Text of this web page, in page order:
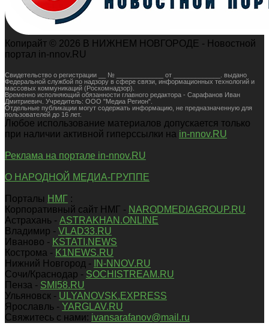
Копирайт © 2026 В НИЖНЕМ НОВГОРОДЕ - Новостной
портал in-nnov.RU
Свидетельство о регистрации __ № _____________ от _____________. выдано
Федеральной службой по надзору в сфере связи, информационных технологий и
массовых коммуникаций (Роскомнадзор).
Временно исполняющий обязанности главного редактора - Сарафанов Иван
Дмитриевич. Учредитель: ООО "Медиа Регион".
Отдельные публикации могут содержать информацию, не предназначенную для
пользователей до 16 лет.
Любое использование материалов допускается только
при наличии активной гиперссылки на in-nnov.RU
Реклама на портале in-nnov.RU
О НАРОДНОЙ МЕДИА-ГРУППЕ
Порталы НМГ :
Корпоративный сайт НМГ - NARODMEDIAGROUP.RU
Астрахань - ASTRAKHAN.ONLINE
Владимир - VLAD33.RU
Иваново - KSTATI.NEWS
Кострома - K1NEWS.RU
Нижний Новгород -
IN-NNOV.RU
Сочи/Краснодар - SOCHISTREAM.RU
Пенза - SMI58.RU
Ульяновск - ULYANOVSK.EXPRESS
Ярославль - YARGLAV.RU
Свяжитесь с нами: ivansarafanov@mail.ru